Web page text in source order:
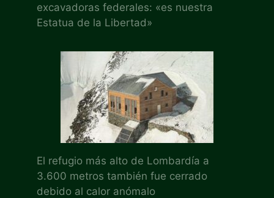
excavadoras federales: «es nuestra
Estatua de la Libertad»
El refugio más alto de Lombardía a
3.600 metros también fue cerrado
debido al calor anómalo